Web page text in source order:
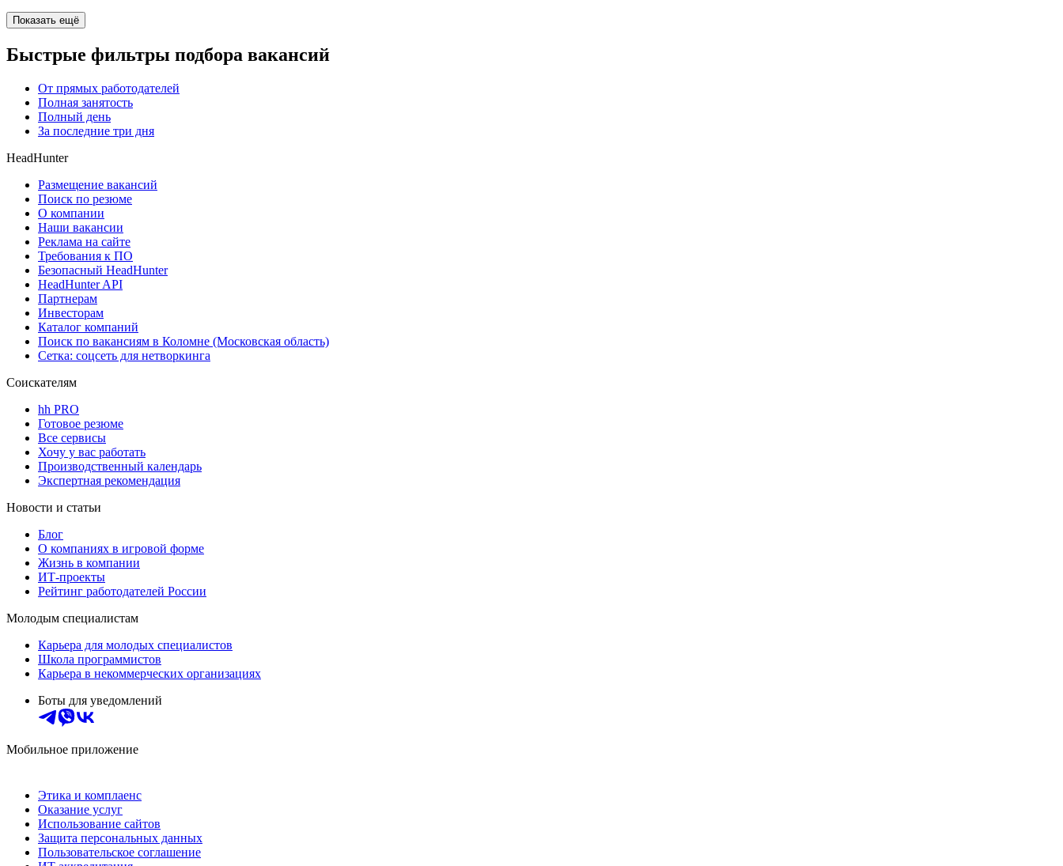
Показать ещё
Быстрые фильтры подбора вакансий
От прямых работодателей
Полная занятость
Полный день
За последние три дня
HeadHunter
Размещение вакансий
Поиск по резюме
О компании
Наши вакансии
Реклама на сайте
Требования к ПО
Безопасный HeadHunter
HeadHunter API
Партнерам
Инвесторам
Каталог компаний
Поиск по вакансиям в Коломне (Московская область)
Сетка: соцсеть для нетворкинга
Соискателям
hh PRO
Готовое резюме
Все сервисы
Хочу у вас работать
Производственный календарь
Экспертная рекомендация
Новости и статьи
Блог
О компаниях в игровой форме
Жизнь в компании
ИТ-проекты
Рейтинг работодателей России
Молодым специалистам
Карьера для молодых специалистов
Школа программистов
Карьера в некоммерческих организациях
Боты для уведомлений
Мобильное приложение
Этика и комплаенс
Оказание услуг
Использование сайтов
Защита персональных данных
Пользовательское соглашение